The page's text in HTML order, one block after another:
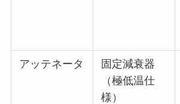
アッテネータ
固定減衰器
（極低温仕
様）